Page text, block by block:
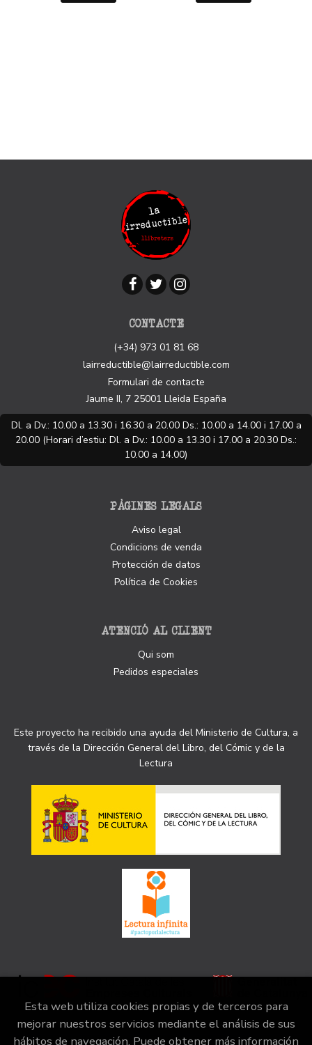
CONTACTE
(+34) 973 01 81 68
lairreductible@lairreductible.com
Formulari de contacte
Jaume II, 7 25001 Lleida España
Dl. a Dv.: 10.00 a 13.30 i 16.30 a 20.00 Ds.: 10.00 a 14.00 i 17.00 a
20.00 (Horari d’estiu: Dl. a Dv.: 10.00 a 13.30 i 17.00 a 20.30 Ds.:
10.00 a 14.00)
PÀGINES LEGALS
Aviso legal
Condicions de venda
Protección de datos
Política de Cookies
ATENCIÓ AL CLIENT
Qui som
Pedidos especiales
Este proyecto ha recibido una ayuda del Ministerio de Cultura, a
través de la Dirección General del Libro, del Cómic y de la
Lectura
Esta web utiliza cookies propias y de terceros para
mejorar nuestros servicios mediante el análisis de sus
hábitos de navegación. Puede obtener más información